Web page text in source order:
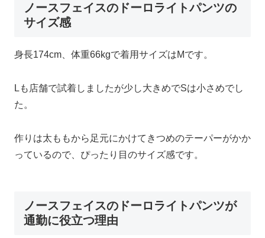
ノースフェイスのドーロライトパンツの
サイズ感
身長174cm、体重66kgで着用サイズはMです。
Lも店舗で試着しましたが少し大きめでSは小さめでし
た。
作りは太ももから足元にかけてきつめのテーパーがかか
っているので、ぴったり目のサイズ感です。
ノースフェイスのドーロライトパンツが
通勤に役立つ理由